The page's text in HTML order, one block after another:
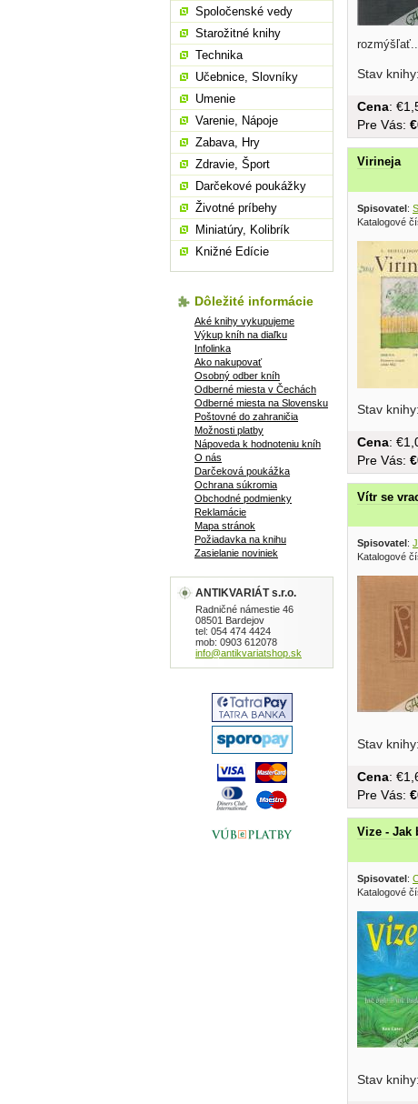
rozmýšľať...
Stav knihy:
Cena:
Pre Vás:
Virineja
Spisovatel:
Katalogové
Stav knihy:
Cena:
Pre Vás:
Vítr se
Spisovatel :
Katalogové
Stav knihy:
Cena:
Pre Vás:
Vize - Jak
Spisovatel:
Katalogové
Stav knihy:
Spoločenské vedy
Starožitné knihy
Technika
Učebnice, Slovníky
Umenie
Varenie, Nápoje
Zabava, Hry
Zdravie, Šport
Darčekové poukážky
Životné príbehy
Miniatúry, Kolibrík
Knižné Edície
Dôležité informácie
Aké knihy vykupujeme
Výkup kníh na diaľku
Infolinka
Ako nakupovať
Osobný odber kníh
Odberné miesta v Čechách
Odberné miesta na Slovensku
Poštovné do zahraničia
Možnosti platby
Nápoveda k hodnoteniu kníh
O nás
Darčeková poukážka
Ochrana súkromia
Obchodné podmienky
Reklamácie
Mapa stránok
Požiadavka na knihu
Zasielanie noviniek
ANTIKVARIÁT s.r.o.
Radničné námestie 46
08501 Bardejov
tel: 054 474 4424
mob: 0903 612078
info@antikvariatshop.sk